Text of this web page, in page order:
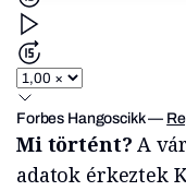
Forbes Hangoscikk—
Mi történt? A
adatok érkeztek